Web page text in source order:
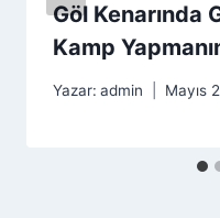
Göl Kenarında
Kamp
Yazar: admin Mayıs